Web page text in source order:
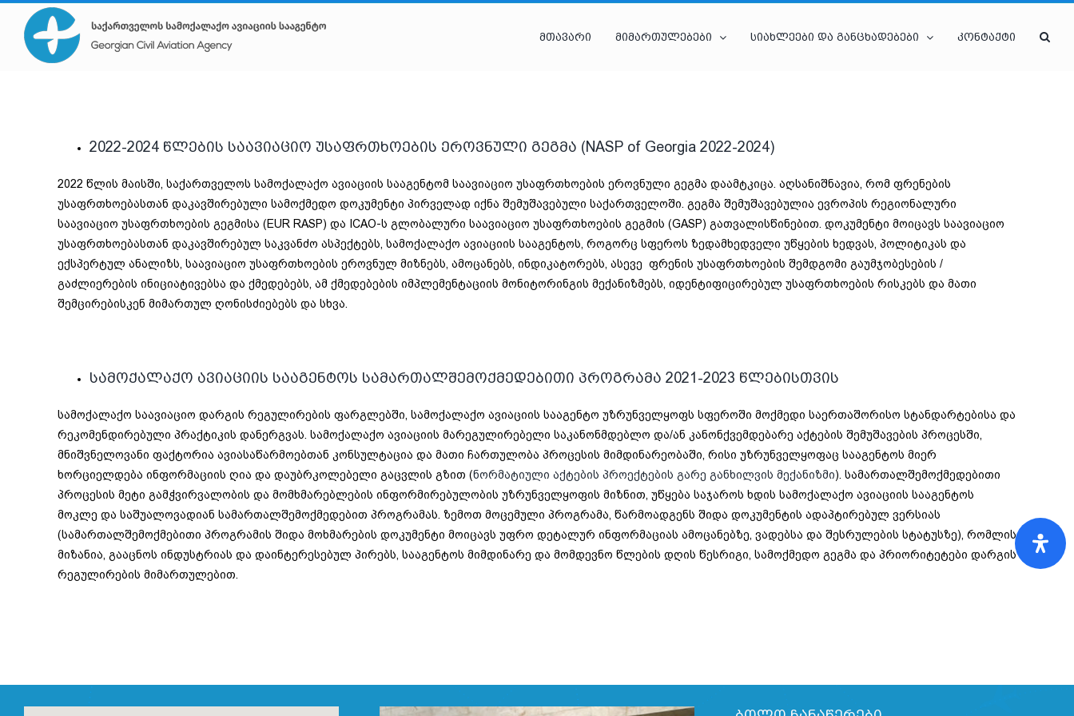
content
მთავარი მიმართულებები სიახლეები და განცხადებები კონტაქტი
2022-2024 წლების საავიაციო უსაფრთხოების ეროვნული გეგმა (NASP of Georgia 2022-2024)
2022 წლის მაისში, საქართველოს სამოქალაქო ავიაციის სააგენტომ საავიაციო უსაფრთხოების ეროვნული გეგმა დაამტკიცა. აღსანიშნავია, რომ ფრენების
უსაფრთხოებასთან დაკავშირებული სამოქმედო დოკუმენტი პირველად იქნა შემუშავებული საქართველოში. გეგმა შემუშავებულია ევროპის რეგიონალური
საავიაციო უსაფრთხოების გეგმისა (EUR RASP) და ICAO-ს გლობალური საავიაციო უსაფრთხოების გეგმის (GASP) გათვალისწინებით. დოკუმენტი მოიცავს საავიაციო
უსაფრთხოებასთან დაკავშირებულ საკვანძო ასპექტებს, სამოქალაქო ავიაციის სააგენტოს, როგორც სფეროს ზედამხედველი უწყების ხედვას, პოლიტიკას და
ექსპერტულ ანალიზს, საავიაციო უსაფრთხოების ეროვნულ მიზნებს, ამოცანებს, ინდიკატორებს, ასევე ფრენის უსაფრთხოების შემდგომი გაუმჯობესების /
გაძლიერების ინიციატივებსა და ქმედებებს, ამ ქმედებების იმპლემენტაციის მონიტორინგის მექანიზმებს, იდენტიფიცირებულ უსაფრთხოების რისკებს და მათი
შემცირებისკენ მიმართულ ღონისძიებებს და სხვა.
სამოქალაქო ავიაციის სააგენტოს სამართალშემოქმედებითი პროგრამა 2021-2023 წლებისთვის
სამოქალაქო საავიაციო დარგის რეგულირების ფარგლებში, სამოქალაქო ავიაციის სააგენტო უზრუნველყოფს სფეროში მოქმედი საერთაშორისო სტანდარტებისა და
რეკომენდირებული პრაქტიკის დანერგვას. სამოქალაქო ავიაციის მარეგულირებელი საკანონმდებლო და/ან კანონქვემდებარე აქტების შემუშავების პროცესში,
მნიშვნელოვანი ფაქტორია ავიასაწარმოებთან კონსულტაცია და მათი ჩართულობა პროცესის მიმდინარეობაში, რისი უზრუნველყოფაც სააგენტოს მიერ
ხორციელდება ინფორმაციის ღია და დაუბრკოლებელი გაცვლის გზით (ნორმატიული აქტების პროექტების გარე განხილვის მექანიზმი). სამართალშემოქმედებითი
პროცესის მეტი გამჭვირვალობის და მომხმარებლების ინფორმირებულობის უზრუნველყოფის მიზნით, უწყება საჯაროს ხდის სამოქალაქო ავიაციის სააგენტოს
მოკლე და საშუალოვადიან სამართალშემოქმედებით პროგრამას. ზემოთ მოცემული პროგრამა, წარმოადგენს შიდა დოკუმენტის ადაპტირებულ ვერსიას
(სამართალშემოქმებითი პროგრამის შიდა მოხმარების დოკუმენტი მოიცავს უფრო დეტალურ ინფორმაციას ამოცანებზე, ვადებსა და შესრულების სტატუსზე), რომლის
მიზანია, გააცნოს ინდუსტრიას და დაინტერესებულ პირებს, სააგენტოს მიმდინარე და მომდევნო წლების დღის წესრიგი, სამოქმედო გეგმა და პრიორიტეტები დარგის
რეგულირების მიმართულებით.